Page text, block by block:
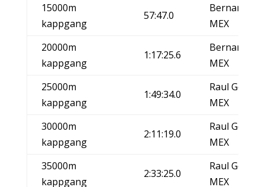
15000m
kappgang
57:47.0
Bernardo
MEX
20000m
kappgang
1:17:25.6
Bernardo
MEX
25000m
kappgang
1:49:34.0
Raul
MEX
30000m
kappgang
2:11:19.0
Raul
MEX
35000m
kappgang
2:33:25.0
Raul
MEX